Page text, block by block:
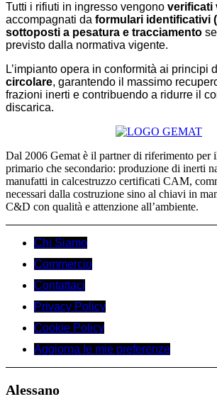
Tutti i rifiuti in ingresso vengono verificati
accompagnati da formulari identificativi
sottoposti a pesatura e tracciamento
previsto dalla normativa vigente.
L’impianto opera in conformità ai principi
circolare, garantendo il massimo
frazioni inerti e contribuendo a ridurre il
discarica.
Dal 2006 Gemat è il partner di riferimento per
primario che secondario: produzione di inerti
manufatti in calcestruzzo certificati CAM,
necessari dalla costruzione sino al chiavi in
C&D con qualità e attenzione all’ambiente.
Chi Siamo
Commercio
Contattaci
Privacy Policy
Cookie Policy
Aggiorna le mie preferenze
Alessano